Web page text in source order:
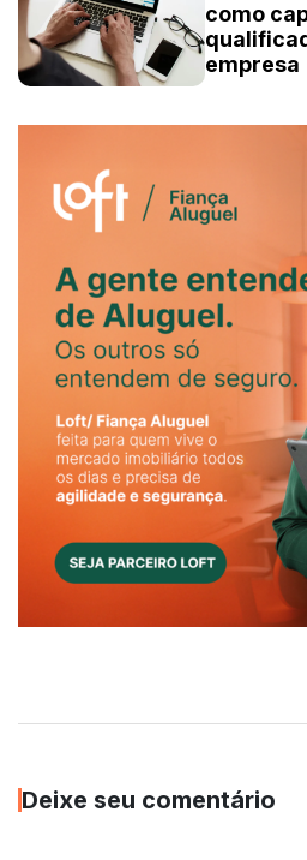
como
empresa
Deixe seu comentário